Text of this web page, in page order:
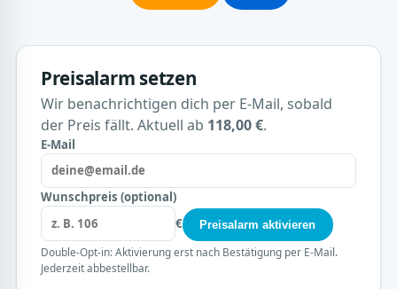
Preisalarm setzen
Wir benachrichtigen dich per E-Mail, sobald
der Preis fällt. Aktuell ab 118,00 €.
E-Mail
Wunschpreis (optional)
€
Preisalarm aktivieren
Double-Opt-in: Aktivierung erst nach Bestätigung per E-Mail.
Jederzeit abbestellbar.